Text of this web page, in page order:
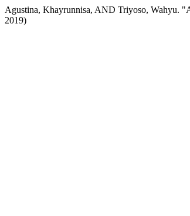
Agustina, Khayrunnisa, AND Triyoso, Wahyu.
2019)